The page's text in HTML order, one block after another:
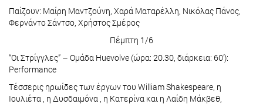
Παίζουν: Μαίρη Μαντζούνη, Χαρά Ματαρέλλη, Νικόλας Πάνος,
Φερνάντο Σάντσο, Χρήστος Σμέρος
Πέμπτη 1/6
“Οι Στρίγγλες” – Ομάδα Huevolve (ώρα: 20.30, διάρκεια: 60’):
Performance
Τέσσερις ηρωίδες των έργων του William Shakespeare, η
Ιουλιέτα , η Δυσδαιμόνα , η Κατερίνα και η Λαίδη Μάκβεθ,